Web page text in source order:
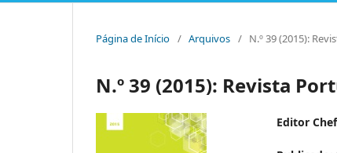
Página de Início / Arquivos / N.º 39 (2015):
N.º 39 (2015): Revista
Editor